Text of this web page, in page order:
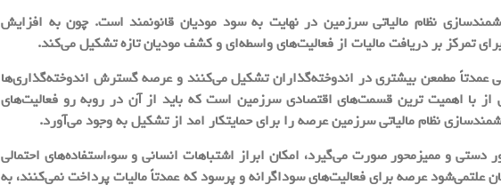
نظام مالیاتی سرزمین در نهایت به سود مودیان قانونمند است. چون به افزایش
تمرکز بر دریافت مالیات از فعالیت‌های واسطه‌ای و کشف مودیان تازه تشکیل می‌کند.
عمدتاً مطمعن بیشتری در اندوخته‌گذاران تشکیل می‌کنند و عرصه گسترش اندوخته‌گذار‌ی‌ها
از با اهمیت ترین قسمت‌های اقتصادی سرزمین است که باید از آن در روبه رو فعالیت‌های
نظام مالیاتی سرزمین عرصه را برای حمایتکار امد از تشکیل به وجود می‌آورد.
دستی و ممیزمحور صورت می‌گیرد، امکان ابراز اشتباهات انسانی و سوءاستفاده‌های احتمالی
علتمی‌شود عرصه برای فعالیت‌های سوداگرانه و پرسود که عمدتاً مالیات پرداخت نمی‌کنند، به